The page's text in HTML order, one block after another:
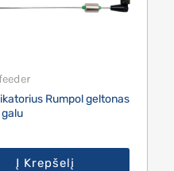
Rumpol geltonas
Į Krepšelį